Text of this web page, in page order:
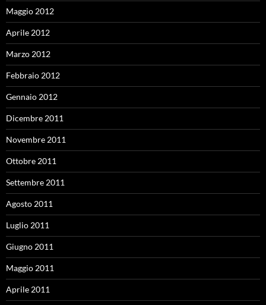
Maggio 2012
Aprile 2012
Marzo 2012
Febbraio 2012
Gennaio 2012
Dicembre 2011
Novembre 2011
Ottobre 2011
Settembre 2011
Agosto 2011
Luglio 2011
Giugno 2011
Maggio 2011
Aprile 2011